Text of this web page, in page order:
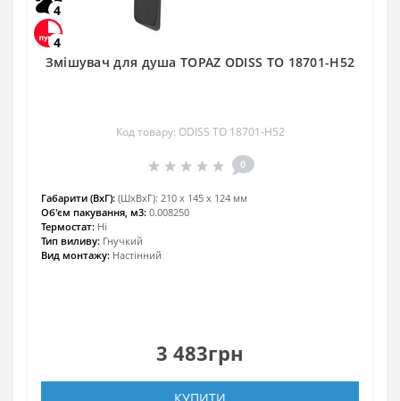
4
4
Змішувач для душа TOPAZ ODISS TO 18701-H52
Код товару: ODISS TO 18701-H52
0
Габарити (ВхГ): (ШхВхГ): 210 х 145 х 124 мм
Об'єм пакування, м3: 0.008250
Термостат: Ні
Тип виливу: Гнучкий
Вид монтажу: Настінний
3 483грн
КУПИТИ